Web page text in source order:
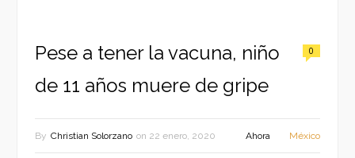
Pese a tener la vacuna, niño
de 11 años muere de gripe
0
By Christian Solorzano on 22 enero, 2020 Ahora México